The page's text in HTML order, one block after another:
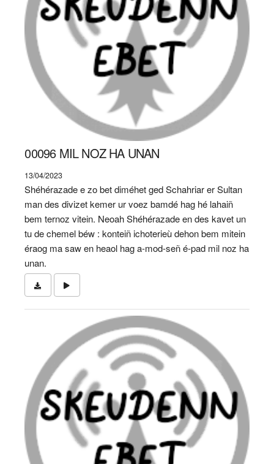
00096 MIL NOZ HA UNAN
13/04/2023
Shéhérazade e zo bet diméhet ged Schahriar er Sultan
man des divizet kemer ur voez bamdé hag hé lahaiñ
bem ternoz vitein. Neoah Shéhérazade en des kavet un
tu de chemel béw : konteiñ ichoterieù dehon bem mitein
éraog ma saw en heaol hag a-mod-señ é-pad mil noz ha
unan.